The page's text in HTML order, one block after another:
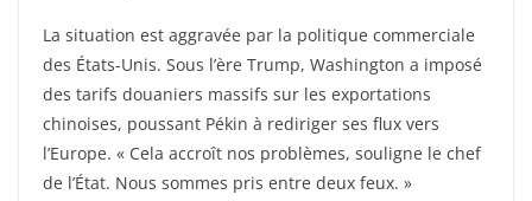
La situation est aggravée par la politique commerciale
des États-Unis. Sous l’ère Trump, Washington a imposé
des tarifs douaniers massifs sur les exportations
chinoises, poussant Pékin à rediriger ses flux vers
l’Europe. « Cela accroît nos problèmes, souligne le chef
de l’État. Nous sommes pris entre deux feux. »